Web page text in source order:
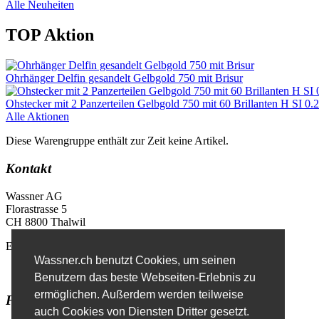
Wassner.ch benutzt Cookies, um seinen
Benutzern das beste Webseiten-Erlebnis zu
ermöglichen. Außerdem werden teilweise
auch Cookies von Diensten Dritter gesetzt.
Alle Neuheiten
TOP Aktion
Ohrhänger Delfin gesandelt Gelbgold 750 mit Brisur
Ohstecker mit 2 Panzerteilen Gelbgold 750 mit 60 Brillanten H SI
Alle Aktionen
Diese Warengruppe enthält zur Zeit keine Artikel.
Kontakt
Wassner AG
Florastrasse 5
CH 8800 Thalwil
E-Mail
Kontaktformular
Favoriten